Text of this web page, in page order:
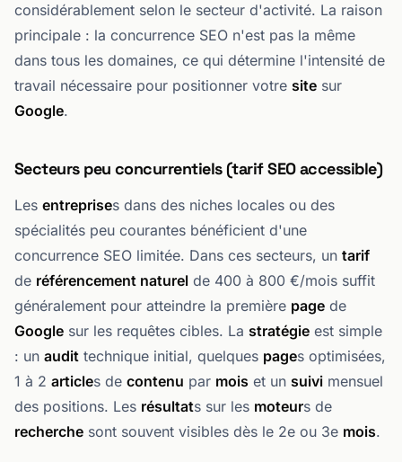
considérablement selon le secteur d'activité. La raison
principale : la concurrence SEO n'est pas la même
dans tous les domaines, ce qui détermine l'intensité de
travail nécessaire pour positionner votre site sur
Google.
Secteurs peu concurrentiels (tarif SEO accessible)
Les entreprises dans des niches locales ou des
spécialités peu courantes bénéficient d'une
concurrence SEO limitée. Dans ces secteurs, un tarif
de référencement naturel de 400 à 800 €/mois suffit
généralement pour atteindre la première page de
Google sur les requêtes cibles. La stratégie est simple
: un audit technique initial, quelques pages optimisées,
1 à 2 articles de contenu par mois et un suivi mensuel
des positions. Les résultats sur les moteurs de
recherche sont souvent visibles dès le 2e ou 3e mois.